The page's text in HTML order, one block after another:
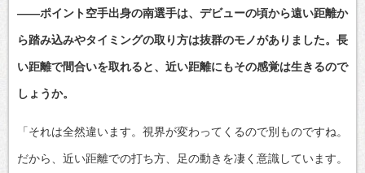
――ポイント空手出身の南選手は、デビューの頃から遠い距離か
ら踏み込みやタイミングの取り方は抜群のモノがありました。長
い距離で間合いを取れると、近い距離にもその感覚は生きるので
しょうか。
「それは全然違います。視界が変わってくるので別ものですね。
だから、近い距離での打ち方、足の動きを凄く意識しています。